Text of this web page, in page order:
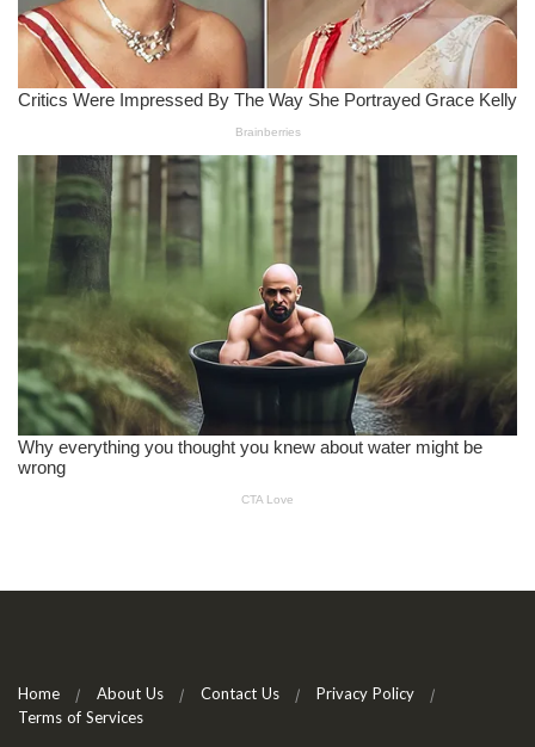
Home About Us Contact Us
Privacy Policy
Terms of Services